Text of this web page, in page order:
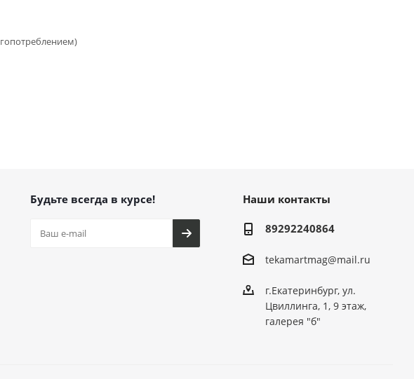
Будьте всегда в курсе! Наши контакты
89292240864
tekamartmag@mail.ru
г.Екатеринбург, ул.
Цвиллинга, 1, 9 этаж,
галерея "б"